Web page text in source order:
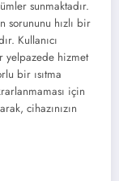
sunmaktadır.
sorununu hızlı bir
Kullanıcı
yelpazede hizmet
bir ısıtma
için
cihazınızın